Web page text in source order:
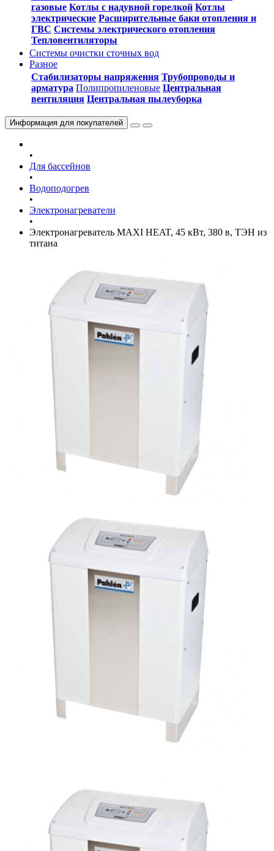
газовые Котлы с надувной горелкой Котлы
электрические Расширительные баки отопления и
ГВС Системы электрического отопления
Тепловентиляторы
Системы очистки сточных вод
Разное
Стабилизаторы напряжения Трубопроводы и
арматура Полипропиленовые Центральная
вентиляция Центральная пылеуборка
Информация для покупателей
•
Для бассейнов
•
Водоподогрев
•
Электронагреватели
•
Электронагреватель MAXI HEAT, 45 кВт, 380 в, ТЭН из
титана